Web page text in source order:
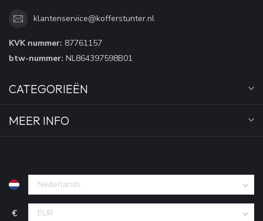
klantenservice@kofferstunter.nl
KVK nummer: 87761157
btw-nummer: NL864397598B01
CATEGORIEËN
MEER INFO
€